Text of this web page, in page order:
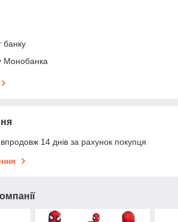
банку
Монобанка
14 днів за рахунок покупця